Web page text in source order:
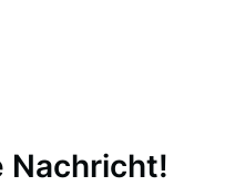
Nachricht!